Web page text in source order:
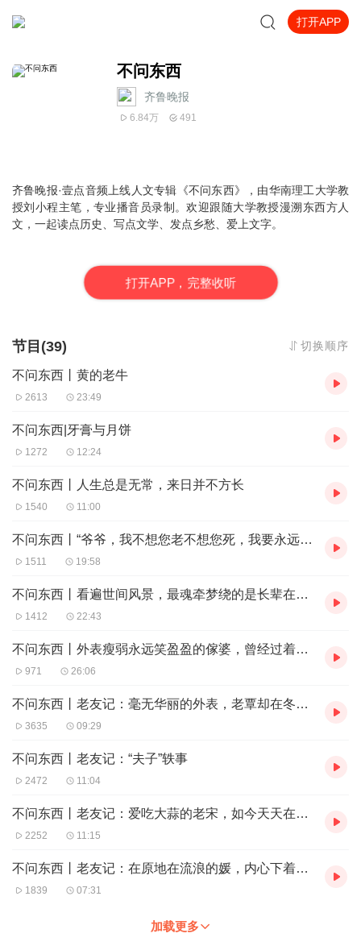
打开APP
不问东西
齐鲁晚报
6.84万 491
齐鲁晚报·壹点音频上线人文专辑《不问东西》，由华南理工大学教
授刘小程主笔，专业播音员录制。欢迎跟随大学教授漫溯东西方人
文，一起读点历史、写点文学、发点乡愁、爱上文字。
打开APP，完整收听
节目(39) 切换顺序
不问东西丨黄的老牛
2613 23:49
不问东西|牙膏与月饼
1272 12:24
不问东西丨人生总是无常，来日并不方长
1540 11:00
不问东西丨“爷爷，我不想您老不想您死，我要永远当您的孙儿”
1511 19:58
不问东西丨看遍世间风景，最魂牵梦绕的是长辈在侧的温情
1412 22:43
不问东西丨外表瘦弱永远笑盈盈的傢婆，曾经过着异常辛苦的日子
971 26:06
不问东西丨老友记：毫无华丽的外表，老覃却在冬秋包裹最绚丽的景
3635 09:29
不问东西丨老友记：“夫子”轶事
2472 11:04
不问东西丨老友记：爱吃大蒜的老宋，如今天天在宁波吃海鲜
2252 11:15
不问东西丨老友记：在原地在流浪的媛，内心下着一场场雪
1839 07:31
加载更多